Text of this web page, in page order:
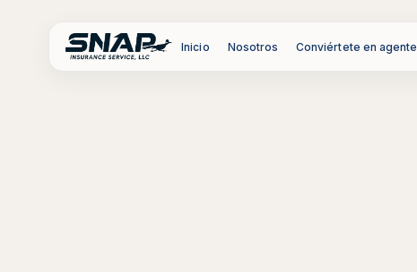
Inicio Nosotros Conviértete en agente